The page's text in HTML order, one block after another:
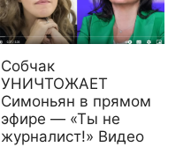
Собчак
УНИЧТОЖАЕТ
Симоньян в прямом
эфире — «Ты не
журналист!» Видео